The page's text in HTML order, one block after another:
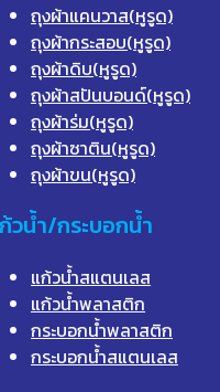
ถุงผ้าแคนวาส(หูรูด)
ถุงผ้ากระสอบ(หูรูด)
ถุงผ้าดิบ(หูรูด)
ถุงผ้าสปันบอนด์(หูรูด)
ถุงผ้าร่ม(หูรูด)
ถุงผ้าซาติน(หูรูด)
ถุงผ้าขน(หูรูด)
วน้ำ/กระบอกน้ำ
แก้วน้ำสแตนเลส
แก้วน้ำพลาสติก
กระบอกน้ำพลาสติก
กระบอกน้ำสแตนเลส